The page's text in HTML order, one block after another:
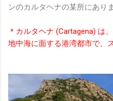
ンのカルタヘナの某所にありま
＊カルタヘナ (Cartagena) は
地中海に面する港湾都市で、